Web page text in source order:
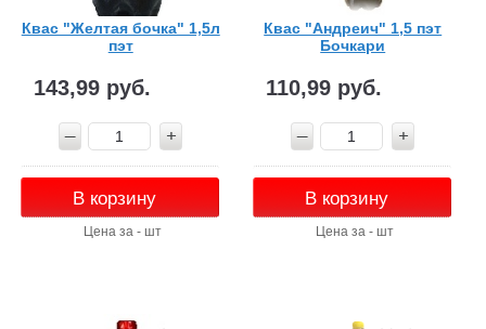
Квас "Желтая бочка" 1,5л
пэт
143,99 руб.
В корзину
Цена за - шт
Квас "Андреич" 1,5 пэт
Бочкари
110,99 руб.
В корзину
Цена за - шт